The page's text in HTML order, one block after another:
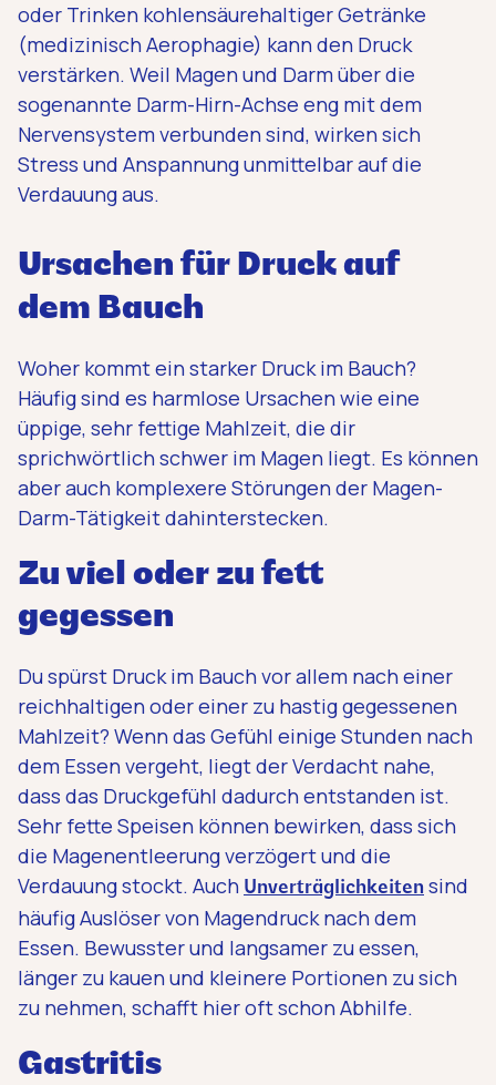
oder Trinken kohlensäurehaltiger Getränke
(medizinisch Aerophagie) kann den Druck
verstärken. Weil Magen und Darm über die
sogenannte Darm-Hirn-Achse eng mit dem
Nervensystem verbunden sind, wirken sich
Stress und Anspannung unmittelbar auf die
Verdauung aus.
Ursachen für Druck auf
dem Bauch
Woher kommt ein starker Druck im Bauch?
Häufig sind es harmlose Ursachen wie eine
üppige, sehr fettige Mahlzeit, die dir
sprichwörtlich schwer im Magen liegt. Es können
aber auch komplexere Störungen der Magen-
Darm-Tätigkeit dahinterstecken.
Zu viel oder zu fett
gegessen
Du spürst Druck im Bauch vor allem nach einer
reichhaltigen oder einer zu hastig gegessenen
Mahlzeit? Wenn das Gefühl einige Stunden nach
dem Essen vergeht, liegt der Verdacht nahe,
dass das Druckgefühl dadurch entstanden ist.
Sehr fette Speisen können bewirken, dass sich
die Magenentleerung verzögert und die
Verdauung stockt. Auch Unverträglichkeiten sind
häufig Auslöser von Magendruck nach dem
Essen. Bewusster und langsamer zu essen,
länger zu kauen und kleinere Portionen zu sich
zu nehmen, schafft hier oft schon Abhilfe.
Gastritis